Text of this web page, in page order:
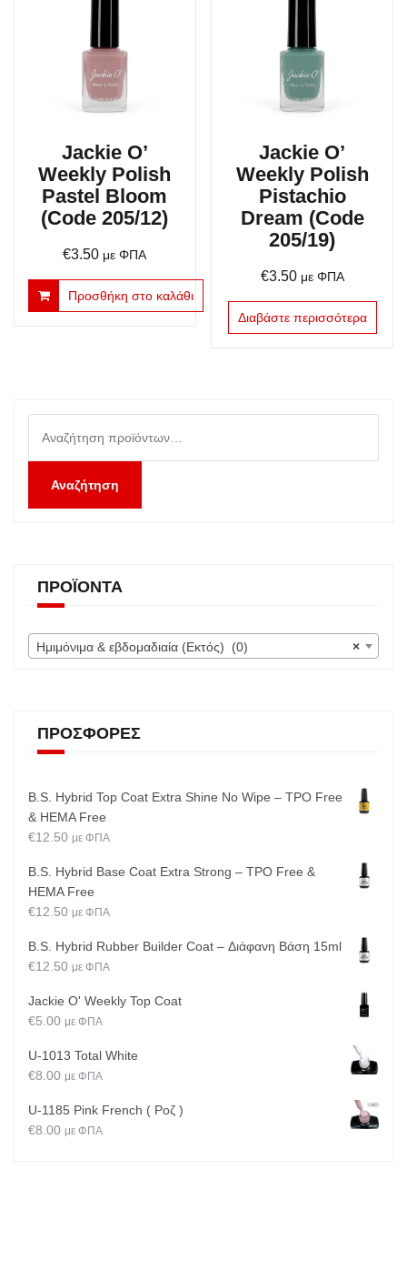
Jackie O’
Weekly Polish
Pastel Bloom
(Code 205/12)
€3.50 με ΦΠΑ
Προσθήκη στο καλάθι
Jackie O’
Weekly Polish
Pistachio
Dream (Code
205/19)
€3.50 με ΦΠΑ
Διαβάστε περισσότερα
για:
Αναζήτηση
ΠΡΟΪΌΝΤΑ
×
Ημιμόνιμα & εβδομαδιαία (Εκτός) (0)
ΠΡΟΣΦΟΡΈΣ
B.S. Hybrid Top Coat Extra Shine No Wipe – TPO Free
& HEMA Free
€12.50 με ΦΠΑ
B.S. Hybrid Base Coat Extra Strong – TPO Free &
HEMA Free
€12.50 με ΦΠΑ
B.S. Hybrid Rubber Builder Coat – Διάφανη Βάση 15ml
€12.50 με ΦΠΑ
Jackie O' Weekly Top Coat
€5.00 με ΦΠΑ
U-1013 Total White
€8.00 με ΦΠΑ
U-1185 Pink French ( Ροζ )
€8.00 με ΦΠΑ